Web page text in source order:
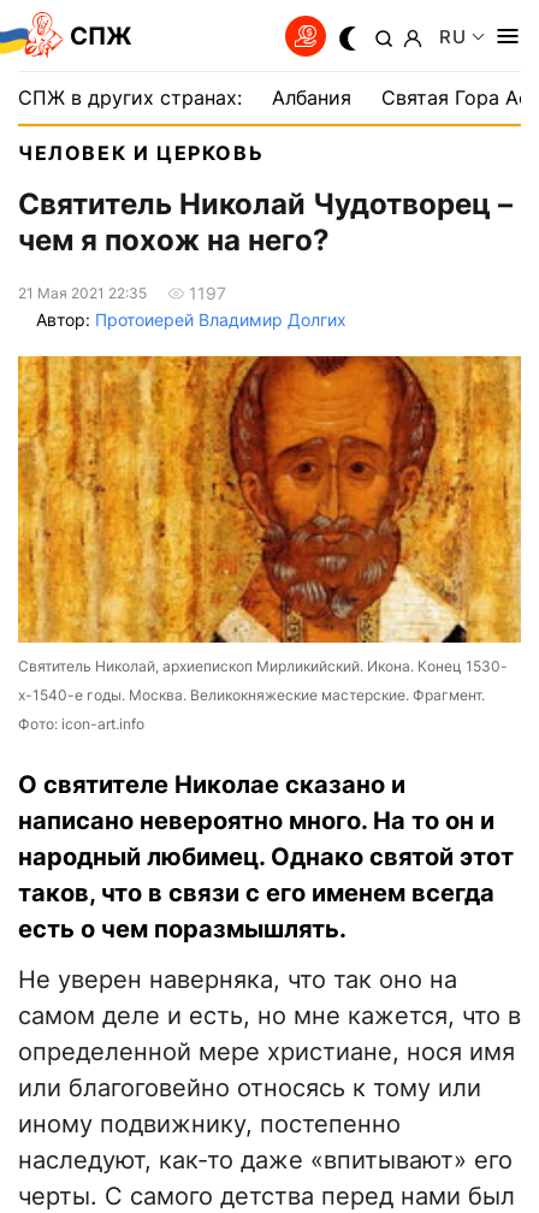
СПЖ RU
СПЖ в других странах: Албания Святая Гора
ЧЕЛОВЕК И ЦЕРКОВЬ
Святитель Николай Чудотворец –
чем я похож на него?
21 Мая 2021 22:35
1197
Автор: Протоиерей Владимир Долгих
Святитель Николай, архиепископ Мирликийский. Икона. Конец 1530-
х-1540-е годы. Москва. Великокняжеские мастерские. Фрагмент.
Фото: icon-art.info
О святителе Николае сказано и
написано невероятно много. На то он и
народный любимец. Однако святой этот
таков, что в связи с его именем всегда
есть о чем поразмышлять.
Не уверен наверняка, что так оно на
самом деле и есть, но мне кажется, что в
определенной мере христиане, нося имя
или благоговейно относясь к тому или
иному подвижнику, постепенно
наследуют, как-то даже «впитывают» его
черты. С самого детства перед нами был